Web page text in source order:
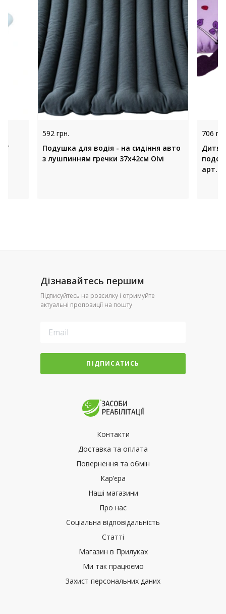
592 грн.
Подушка для водія - на сидіння авто
з лушпинням гречки 37х42см Olvi
706
арт.
Дізнавайтесь першим
Підписуйтесь на розсилку і отримуйте
актуальні пропозиції на пошту
ПІДПИСАТИСЬ
Контакти
Доставка та оплата
Повернення та обмін
Кар’єра
Наші магазини
Про нас
Соціальна відповідальність
Статті
Магазин в Прилуках
Ми так працюємо
Захист персональних даних